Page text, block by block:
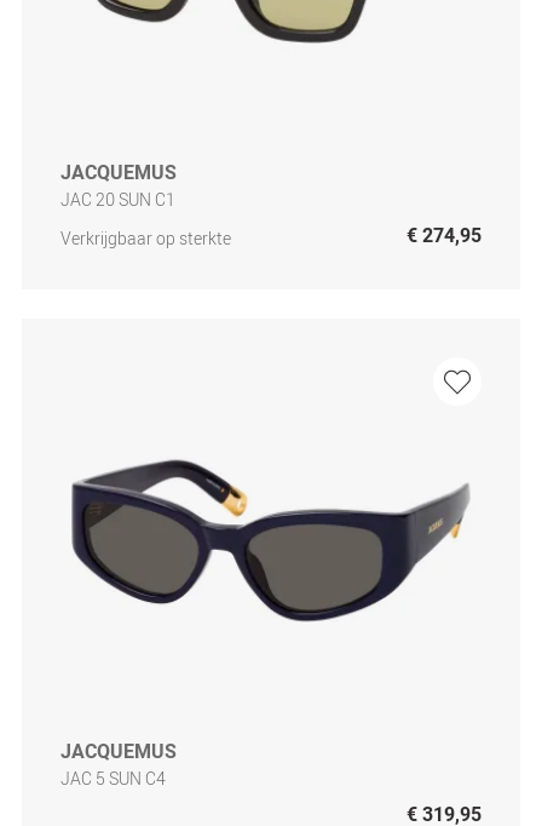
JACQUEMUS
JAC 20 SUN C1
Verkrijgbaar op sterkte
€ 274,95
JACQUEMUS
JAC 5 SUN C4
€ 319,95